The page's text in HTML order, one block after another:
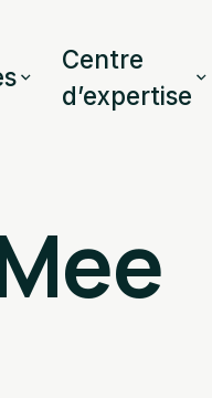
Centre
d’expertise